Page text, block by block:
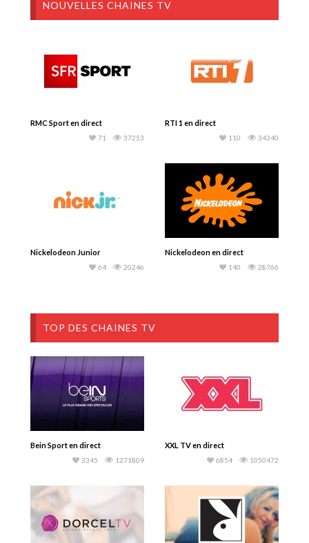
NOUVELLES CHAINES TV
RMC Sport en direct
37253
71
RTI 1 en direct
34340
110
Nickelodeon Junior
20246
64
Nickelodeon en direct
28766
140
TOP DES CHAINES TV
Bein Sport en direct
1271809
3345
XXL TV en direct
1050472
6854